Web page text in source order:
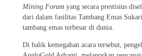
Mining Forum yang secara prestisius
dari dalam fasilitas Tambang Emas
tambang emas terbesar di dunia.
Di balik kemegahan acara tersebut,